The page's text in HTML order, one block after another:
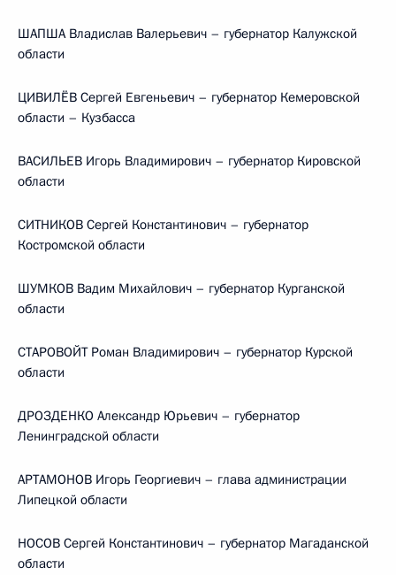
ШАПША Владислав Валерьевич – губернатор Калужской
области
ЦИВИЛЁВ Сергей Евгеньевич – губернатор Кемеровской
области – Кузбасса
ВАСИЛЬЕВ Игорь Владимирович – губернатор Кировской
области
СИТНИКОВ Сергей Константинович – губернатор
Костромской области
ШУМКОВ Вадим Михайлович – губернатор Курганской
области
СТАРОВОЙТ Роман Владимирович – губернатор Курской
области
ДРОЗДЕНКО Александр Юрьевич – губернатор
Ленинградской области
АРТАМОНОВ Игорь Георгиевич – глава администрации
Липецкой области
НОСОВ Сергей Константинович – губернатор Магаданской
области